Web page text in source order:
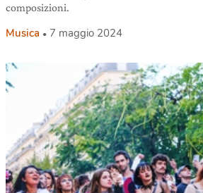
composizioni.
Musica 7 maggio 2024